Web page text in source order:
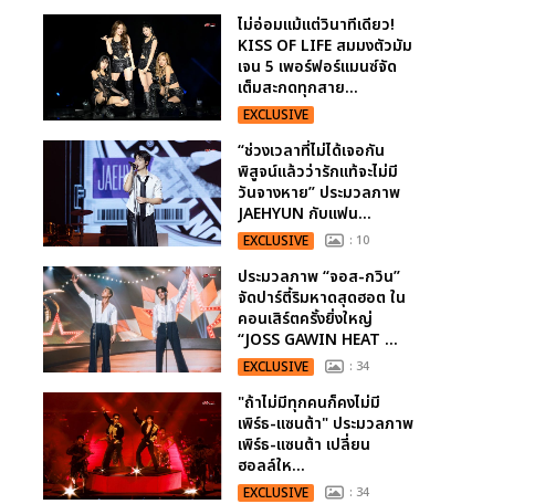
ไม่อ่อมแม้แต่วินาทีเดียว!
KISS OF LIFE สมมงตัวมัม
เจน 5 เพอร์ฟอร์แมนซ์จัด
เต็มสะกดทุกสาย...
EXCLUSIVE
“ช่วงเวลาที่ไม่ได้เจอกัน
พิสูจน์แล้วว่ารักแท้จะไม่มี
วันจางหาย” ประมวลภาพ
JAEHYUN กับแฟน...
EXCLUSIVE : 10
ประมวลภาพ “จอส-กวิน”
จัดปาร์ตี้ริมหาดสุดฮอต ใน
คอนเสิร์ตครั้งยิ่งใหญ่
“JOSS GAWIN HEAT ...
EXCLUSIVE : 34
"ถ้าไม่มีทุกคนก็คงไม่มี
เพิร์ธ-แซนต้า" ประมวลภาพ
เพิร์ธ-แซนต้า เปลี่ยน
ฮอลล์ให...
EXCLUSIVE : 34